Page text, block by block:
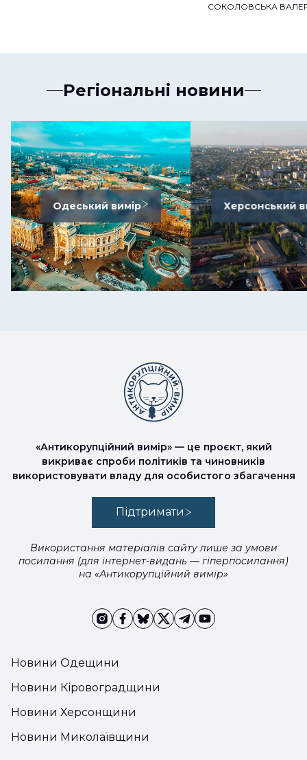
СОКОЛОВСЬКА
Регіональні новини
Одеський вимір Херсонський
Новини Одещини
Новини Кіровоградщини
Новини Херсонщини
Новини Миколаївщини
«Антикорупційний вимір» — це проєкт, який
викриває спроби політиків та чиновників
використовувати владу для особистого збагачення
Підтримати
Використання матеріалів сайту лише за умови
посилання (для інтернет-видань — гіперпосилання)
на «Антикорупційний вимір»